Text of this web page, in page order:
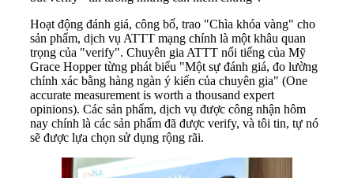
Hoạt động đánh giá, công bố, trao "Chìa khóa vàng" cho
sản phẩm, dịch vụ ATTT mạng chính là một khâu quan
trọng của "verify". Chuyên gia ATTT nổi tiếng của Mỹ
Grace Hopper từng phát biểu "Một sự đánh giá, đo lường
chính xác bằng hàng ngàn ý kiến của chuyên gia" (One
accurate measurement is worth a thousand expert
opinions). Các sản phẩm, dịch vụ được công nhận hôm
nay chính là các sản phẩm đã được verify, và tôi tin, tự nó
sẽ được lựa chọn sử dụng rộng rãi.